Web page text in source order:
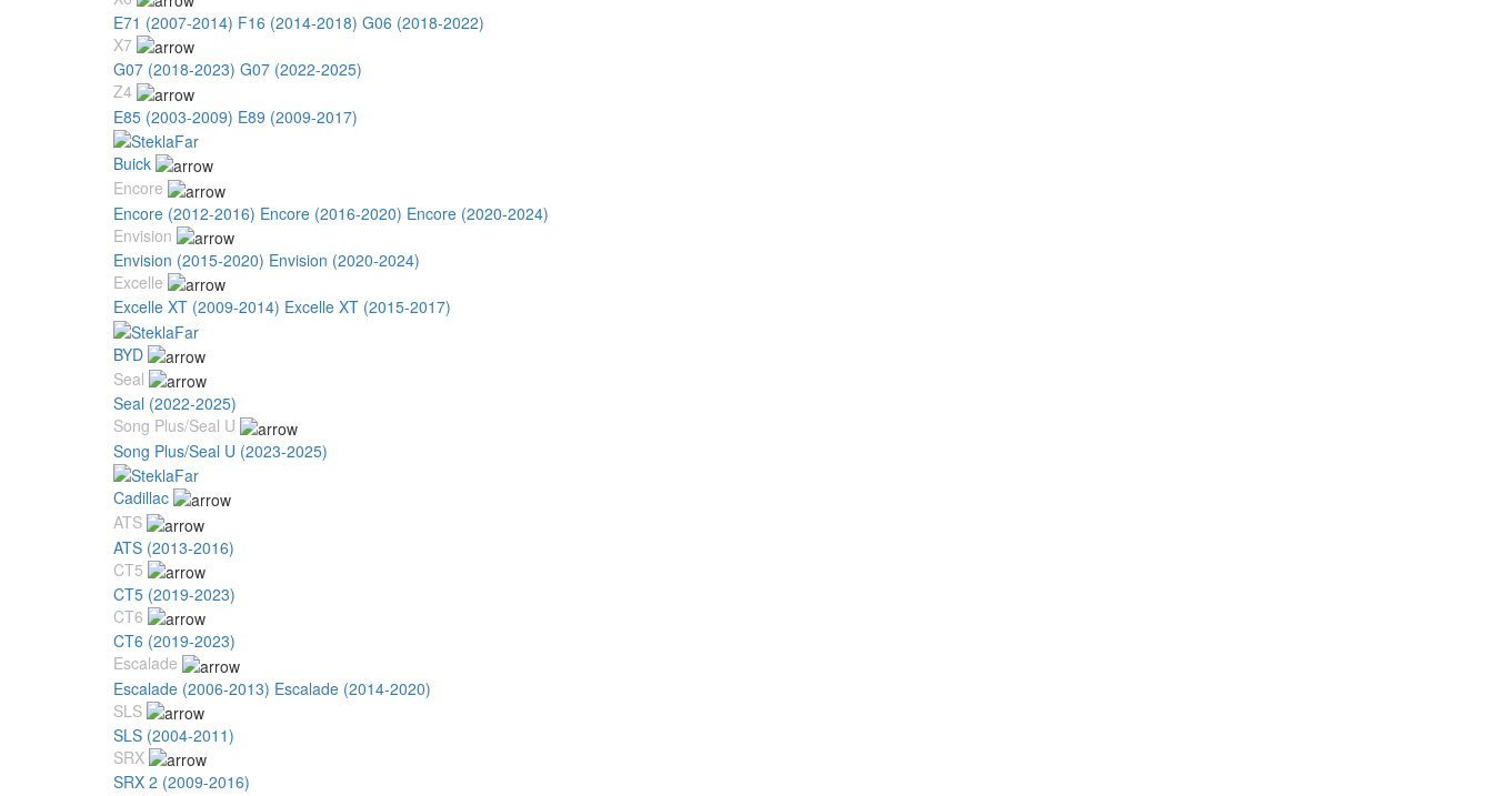
E71 (2007-2014) F16 (2014-2018) G06 (2018-2022)
X7
G07 (2018-2023) G07 (2022-2025)
Z4
E85 (2003-2009) E89 (2009-2017)
Buick
Encore
Encore (2012-2016) Encore (2016-2020) Encore (2020-2024)
Envision
Envision (2015-2020) Envision (2020-2024)
Excelle
Excelle XT (2009-2014) Excelle XT (2015-2017)
BYD
Seal
Seal (2022-2025)
Song Plus/Seal U
Song Plus/Seal U (2023-2025)
Cadillac
ATS
ATS (2013-2016)
CT5
CT5 (2019-2023)
CT6
CT6 (2019-2023)
Escalade
Escalade (2006-2013) Escalade (2014-2020)
SLS
SLS (2004-2011)
SRX
SRX 2 (2009-2016)